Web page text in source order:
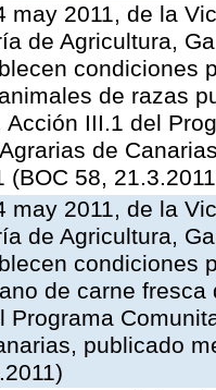
may 2011, de la
de Agricultura,
condiciones
de razas
Acción III.1 del
de
(BOC 58,
may 2011, de la
de Agricultura,
condiciones
de carne
Programa
publicado